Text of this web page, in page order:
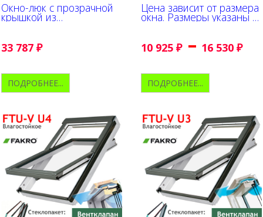
Окно-люк с прозрачной
крышкой из
герметизирующим
окладом
33 787 ₽
ПОДРОБНЕЕ...
Цена зависит от размера
окна. Размеры указаны в
10 925 ₽ – 16 530 ₽
ПОДРОБНЕЕ...